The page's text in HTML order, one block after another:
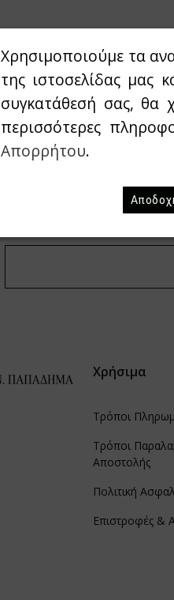
Συμπληρώστε το E-mail
Χρήσιμα
Τρόποι
Τρόποι
Αποστολής
Πολιτική
Επιστροφές &
Χρησιμοποιούμε τα
της ιστοσελίδας μας
συγκατάθεσή σας, θα
περισσότερες
Απορρήτου.